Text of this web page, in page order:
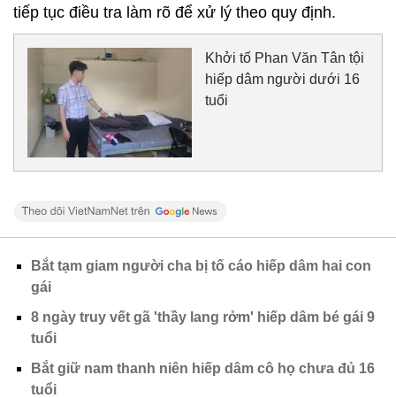
tiếp tục điều tra làm rõ để xử lý theo quy định.
Khởi tố Phan Văn Tân tội
hiếp dâm người dưới 16
tuổi
Bắt tạm giam người cha bị tố cáo hiếp dâm hai con
gái
8 ngày truy vết gã 'thầy lang rởm' hiếp dâm bé gái 9
tuổi
Bắt giữ nam thanh niên hiếp dâm cô họ chưa đủ 16
tuổi